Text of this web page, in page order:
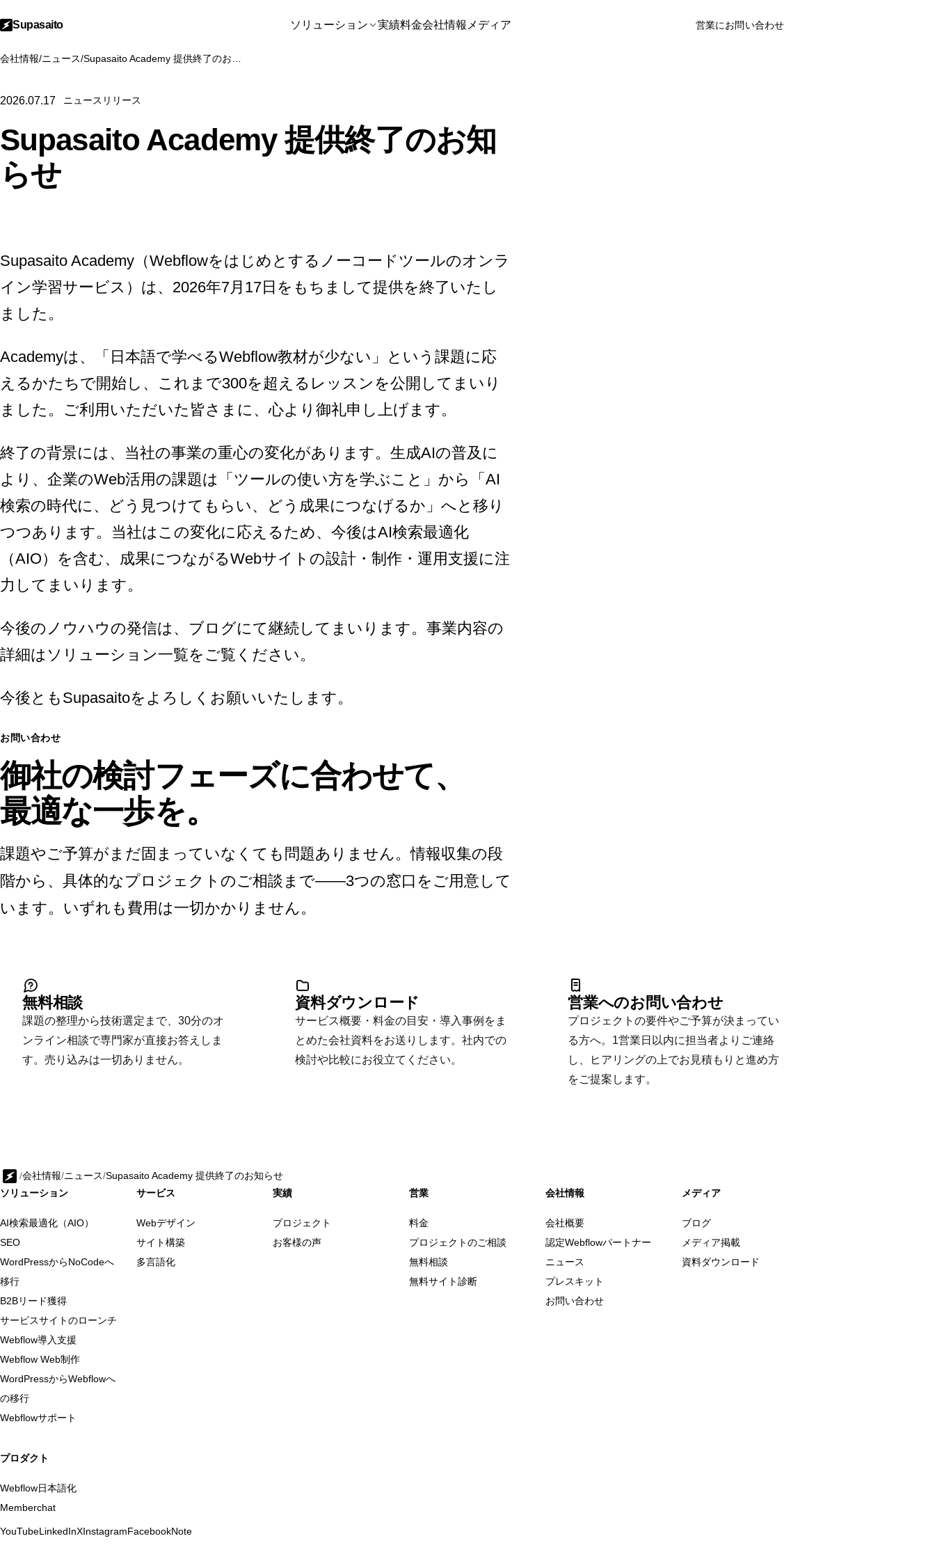
Supasaito ソリューション 実績料金会社情報 メディア 営業にお問い合わせ
会社情報/ニュース/
2026.07.17 ニュースリリース
Supasaito Academy 提供終了のお知
らせ
Supasaito Academy（Webflowをはじめとするノーコードツールのオンラ
イン学習サービス）は、2026年7月17日をもちまして提供を終了いたし
ました。
Academyは、「日本語で学べるWebflow教材が少ない」という課題に応
えるかたちで開始し、これまで300を超えるレッスンを公開してまいり
ました。ご利用いただいた皆さまに、心より御礼申し上げます。
終了の背景には、当社の事業の重心の変化があります。生成AIの普及に
より、企業のWeb活用の課題は「ツールの使い方を学ぶこと」から「AI
検索の時代に、どう見つけてもらい、どう成果につなげるか」へと移り
つつあります。当社はこの変化に応えるため、今後はAI検索最適化
（AIO）を含む、成果につながるWebサイトの設計・制作・運用支援に注
力してまいります。
今後のノウハウの発信は、 ブログにて継続してまいります。事業内容の
詳細は ソリューション一覧をご覧ください。
今後ともSupasaitoをよろしくお願いいたします。
お問い合わせ
御社の検討フェーズに合わせて、
最適な一歩を。
課題やご予算がまだ固まっていなくても問題ありません。情報収集の段
階から、具体的なプロジェクトのご相談まで——3つの窓口をご用意して
います。いずれも費用は一切かかりません。
無料相談
課題の整理から技術選定まで、30分のオ
ンライン相談で専門家が直接お答えしま
す。売り込みは一切ありません。
資料ダウンロード
サービス概要・料金の目安・導入事例をま
とめた会社資料をお送りします。社内での
検討や比較にお役立てください。
営業へのお問い合わせ
プロジェクトの要件やご予算が決まってい
る方へ。1営業日以内に担当者よりご連絡
し、ヒアリングの上でお見積もりと進め方
をご提案します。
/会社情報/ニュース/Supasaito Academy 提供終了のお知らせ
ソリューション
AI検索最適化（AIO）
SEO
WordPressからNoCodeへ
移行
B2Bリード獲得
サービスサイトのローンチ
Webflow導入支援
Webflow Web制作
WordPressからWebflowへ
の移行
Webflowサポート
サービス
Webデザイン
サイト構築
多言語化
実績
プロジェクト
お客様の声
営業
料金
プロジェクトのご相談
無料相談
無料サイト診断
会社情報
会社概要
認定Webflowパートナー
ニュース
プレスキット
お問い合わせ
メディア
ブログ
メディア掲載
資料ダウンロード
プロダクト
Webflow日本語化
Memberchat
YouTubeLinkedInXInstagramFacebookNote